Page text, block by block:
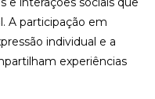
A participação em
individual e a
experiências